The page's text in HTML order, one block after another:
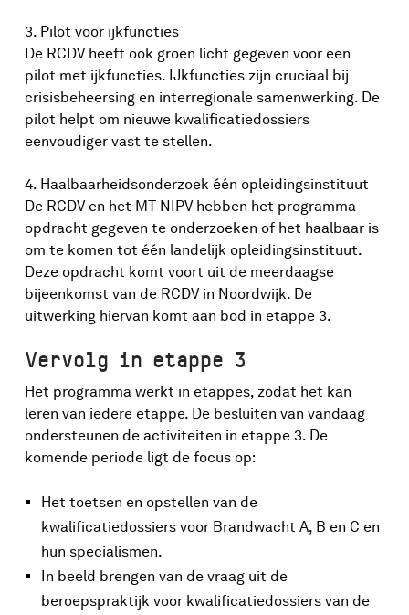
3. Pilot voor ijkfuncties
De RCDV heeft ook groen licht gegeven voor een
pilot met ijkfuncties. IJkfuncties zijn cruciaal bij
crisisbeheersing en interregionale samenwerking. De
pilot helpt om nieuwe kwalificatiedossiers
eenvoudiger vast te stellen.
4. Haalbaarheidsonderzoek één opleidingsinstituut
De RCDV en het MT NIPV hebben het programma
opdracht gegeven te onderzoeken of het haalbaar is
om te komen tot één landelijk opleidingsinstituut.
Deze opdracht komt voort uit de meerdaagse
bijeenkomst van de RCDV in Noordwijk. De
uitwerking hiervan komt aan bod in etappe 3.
Vervolg in etappe 3
Het programma werkt in etappes, zodat het kan
leren van iedere etappe. De besluiten van vandaag
ondersteunen de activiteiten in etappe 3. De
komende periode ligt de focus op:
Het toetsen en opstellen van de
kwalificatiedossiers voor Brandwacht A, B en C en
hun specialismen.
In beeld brengen van de vraag uit de
beroepspraktijk voor kwalificatiedossiers van de